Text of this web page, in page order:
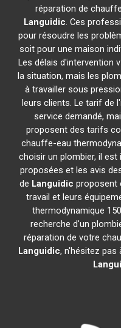
réparation de
Languidic. Ces
pour résoudre les
soit pour une maison
Les délais d'intervention
la situation, mais les
à travailler sous
leurs clients. Le tarif de
service demandé,
proposent des tarifs
chauffe-eau
choisir un plombier, il
proposées et les avis
de Languidic proposent
travail et leurs
thermodynamique
recherche d'un
réparation de votre
Languidic, n'hésitez